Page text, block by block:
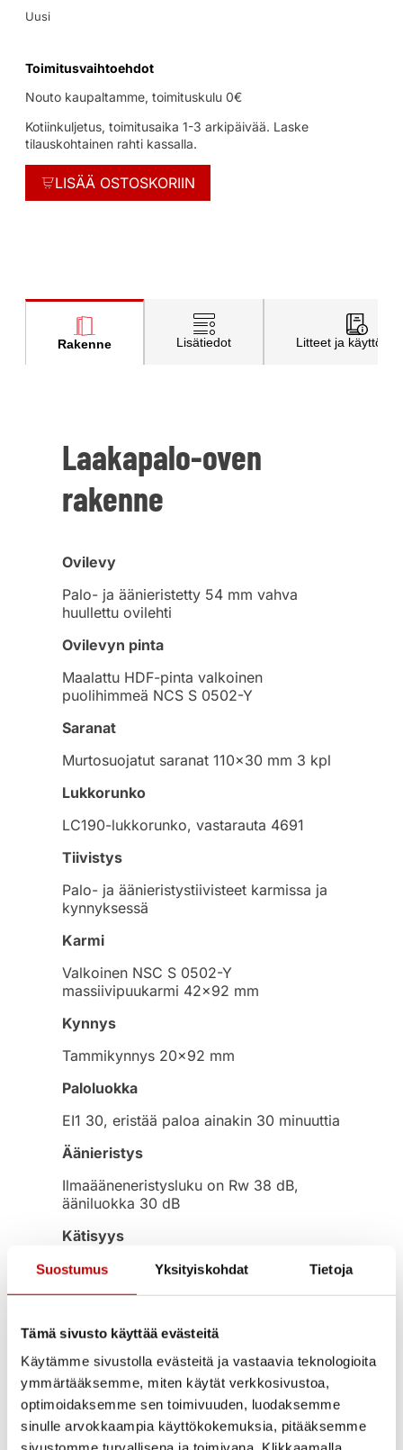
Suostumus Yksityiskohdat Tietoja
Tämä sivusto käyttää evästeitä
Käytämme sivustolla evästeitä ja vastaavia teknologioita
ymmärtääksemme, miten käytät verkkosivustoa,
optimoidaksemme sen toimivuuden, luodaksemme
sinulle arvokkaampia käyttökokemuksia, pitääksemme
Uusi
Toimitusvaihtoehdot
Nouto kaupaltamme, toimituskulu 0€
Kotiinkuljetus, toimitusaika 1-3 arkipäivää. Laske
tilauskohtainen rahti kassalla.
LISÄÄ OSTOSKORIIN
Rakenne Lisätiedot Litteet ja
Laakapalo-oven
rakenne
Ovilevy
Palo- ja äänieristetty 54 mm vahva
huullettu ovilehti
Ovilevyn pinta
Maalattu HDF-pinta valkoinen
puolihimmeä NCS S 0502-Y
Saranat
Murtosuojatut saranat 110×30 mm 3 kpl
Lukkorunko
LC190-lukkorunko, vastarauta 4691
Tiivistys
Palo- ja äänieristystiivisteet karmissa ja
kynnyksessä
Karmi
Valkoinen NSC S 0502-Y
massiivipuukarmi 42×92 mm
Kynnys
Tammikynnys 20×92 mm
Paloluokka
EI1 30, eristää paloa ainakin 30 minuuttia
Äänieristys
Ilmaääneneristysluku on Rw 38 dB,
ääniluokka 30 dB
Kätisyys
Vasen tai oikea
Moduulikoot
8×21, 9×21 ja 10×21
Takuu
2 vuoden tuotetakuu
Luotettavuus